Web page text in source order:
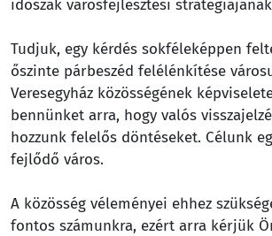
időszak városfejlesztési
Tudjuk, egy kérdés sokféleképpen
őszinte párbeszéd felélénkítése
Veresegyház közösségének
bennünket arra, hogy valós
hozzunk felelős döntéseket. Célunk
fejlődő város.
A közösség véleményei ehhez
fontos számunkra, ezért arra kérjük